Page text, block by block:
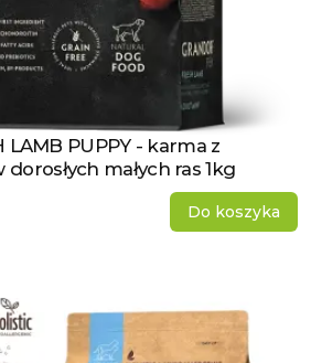
LAMB PUPPY - karma z
małych ras 1kg
Do koszyka